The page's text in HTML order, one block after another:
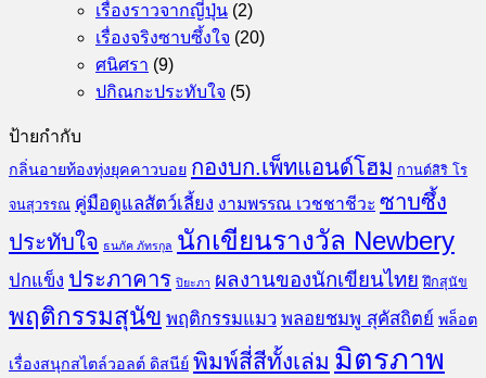
เรื่องราวจากญี่ปุ่น (2)
เรื่องจริงซาบซึ้งใจ (20)
ศนิศรา (9)
ปกิณกะประทับใจ (5)
ป้ายกำกับ
กลิ่นอายท้องทุ่งยุคคาวบอย กองบก.เพ็ทแอนด์โฮม กานต์สิริ โร
จนสุวรรณ คู่มือดูแลสัตว์เลี้ยง งามพรรณ เวชชาชีวะ ซาบซึ้ง
ประทับใจ ธนภัค ภัทรกุล นักเขียนรางวัล Newbery
ปกแข็ง ประภาคาร ปิยะภา ผลงานของนักเขียนไทย ฝึกสุนัข
พฤติกรรมสุนัข พฤติกรรมแมว พลอยชมพู สุคัสถิตย์ พล็อต
เรื่องสนุกสไตล์วอลต์ ดิสนีย์ พิมพ์สี่สีทั้งเล่ม มิตรภาพ